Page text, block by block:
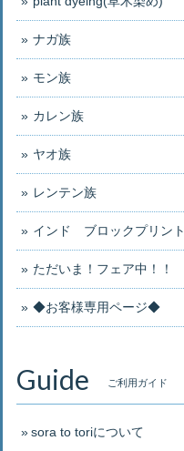
ナガ族
モン族
カレン族
ヤオ族
レンテン族
インド ブロックプリント
ただいま！フェア中！！
◆お客様専用ページ◆
Guide ご利用ガイド
sora to toriについて